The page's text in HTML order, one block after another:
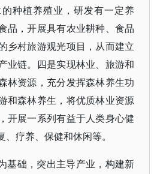
种植养殖业，研发有一定养
品，开展具有农业耕种、食品
乡村旅游观光项目，从而建立
业链。四是实现林业、旅游和
林资源，充分发挥森林养生功
和森林养生，将优质林业资源
开展一系列有益于人类身心健
疗养、保健和休闲等。
基础，突出主导产业，构建新